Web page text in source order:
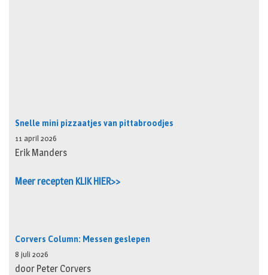
Snelle mini pizzaatjes van pittabroodjes
11 april 2026
Erik Manders
Meer recepten KLIK HIER>>
Corvers Column: Messen geslepen
8 juli 2026
door Peter Corvers